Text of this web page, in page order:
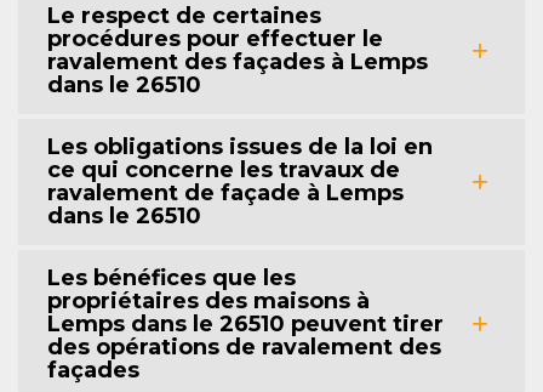
Le respect de certaines
procédures pour effectuer le
ravalement des façades à Lemps
dans le 26510
Les obligations issues de la loi en
ce qui concerne les travaux de
ravalement de façade à Lemps
dans le 26510
Les bénéfices que les
propriétaires des maisons à
Lemps dans le 26510 peuvent tirer
des opérations de ravalement des
façades